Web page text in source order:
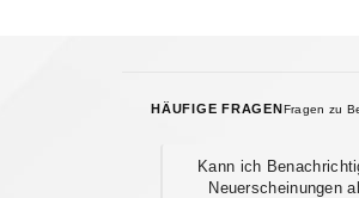
HÄUFIGE FRAGENFragen zu
Kann ich
Neuerscheinungen